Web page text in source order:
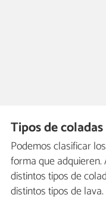
Tipos de
Podemos clasificar
forma que
distintos tipos de
distintos tipos de lava.